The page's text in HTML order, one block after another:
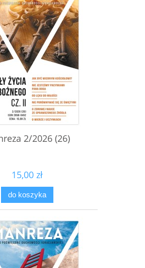
2/2026 (26)
15,00 zł
do koszyka